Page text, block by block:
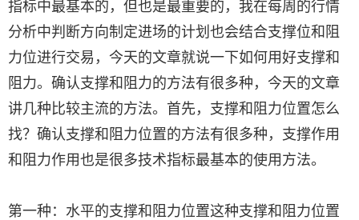
指标中最基本的，但也是最重要的，我在每周的行情
分析中判断方向制定进场的计划也会结合支撑位和阻
力位进行交易，今天的文章就说一下如何用好支撑和
阻力。确认支撑和阻力的方法有很多种，今天的文章
讲几种比较主流的方法。首先，支撑和阻力位置怎么
找？确认支撑和阻力位置的方法有很多种，支撑作用
和阻力作用也是很多技术指标最基本的使用方法。
第一种：水平的支撑和阻力位置这种支撑和阻力位置